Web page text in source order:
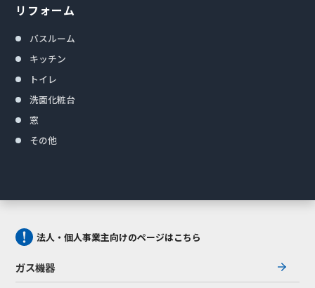
リフォーム
バスルーム
キッチン
トイレ
洗面化粧台
窓
その他
法人・個人事業主向けのページはこちら
ガス機器